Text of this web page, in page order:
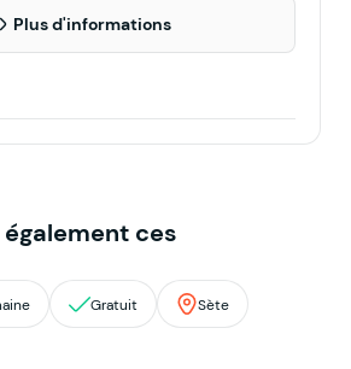
Plus d'informations
ces
Gratuit Sète